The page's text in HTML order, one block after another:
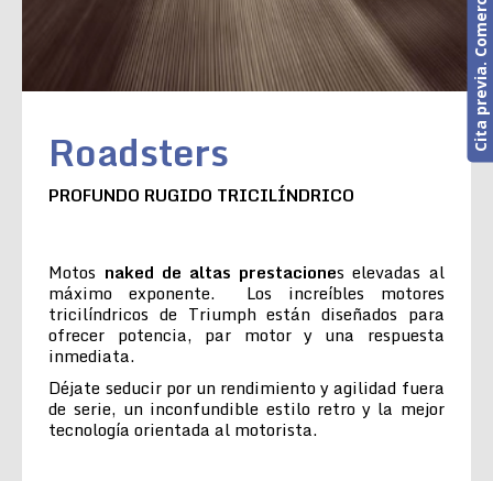
Roadsters
PROFUNDO RUGIDO TRICILÍNDRICO
Motos naked de altas prestaciones elevadas al
máximo exponente. Los increíbles motores
tricilíndricos de Triumph están diseñados para
ofrecer potencia, par motor y una respuesta
inmediata.
Déjate seducir por un rendimiento y agilidad fuera
de serie, un inconfundible estilo retro y la mejor
tecnología orientada al motorista.